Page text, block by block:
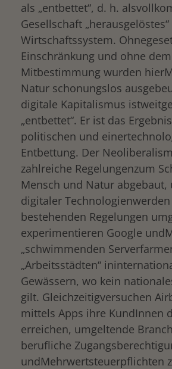
als „entbettet“, d. h.
Gesellschaft „herausgelöstes“
Wirtschaftssystem.
Einschränkung und ohne
Mitbestimmung wurden
Natur schonungslos
digitale Kapitalismus
„entbettet“. Er ist das
politischen und
Entbettung. Der
zahlreiche Regelungenzum
Mensch und Natur
digitaler
bestehenden Regelungen
experimentieren Google
„schwimmenden
„Arbeitsstädten“
Gewässern, wo kein
gilt. Gleichzeitigversuchen
mittels Apps ihre KundInnen
erreichen, umgeltende
berufliche
undMehrwertsteuerpflichten